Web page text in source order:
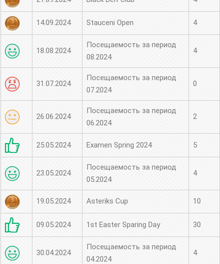
14.09.2024 Stauceni Open 4
18.08.2024
Посещаемость за период
08.2024
4
31.07.2024
Посещаемость за период
07.2024
0
26.06.2024
Посещаемость за период
06.2024
2
25.05.2024 Examen Spring 2024 5
23.05.2024
Посещаемость за период
05.2024
4
19.05.2024 Asteriks Cup 10
09.05.2024 1st Easter Sparing Day 30
30.04.2024
Посещаемость за период
04.2024
4